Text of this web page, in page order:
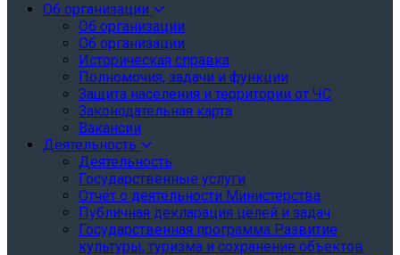
Об организации
Об организации
Об организации
Историческая справка
Полномочия, задачи и функции
Защита населения и территории от ЧС
Законодательная карта
Вакансии
Деятельность
Деятельность
Государственные услуги
Отчёт о деятельности Министерства
Публичная декларация целей и задач
Государственная программа Развитие
культуры, туризма и сохранение объектов